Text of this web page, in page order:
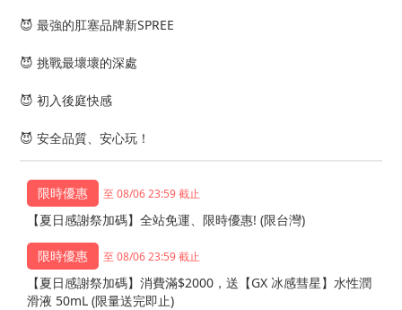
😈 最強的肛塞品牌新SPREE
😈 挑戰最壞壞的深處
😈 初入後庭快感
😈 安全品質、安心玩！
至 08/06 23:59 截止
【夏日感謝祭加碼】全站免運、限時優惠! (限台灣)
至 08/06 23:59 截止
【夏日感謝祭加碼】消費滿$2000，送【GX 冰感彗星】水性潤
滑液 50mL (限量送完即止)